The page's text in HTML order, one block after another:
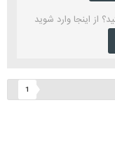
از اینجا وارد شوید
1